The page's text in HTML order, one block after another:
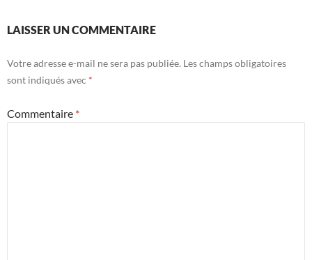
LAISSER UN COMMENTAIRE
Votre adresse e-mail ne sera pas publiée. Les champs obligatoires
sont indiqués avec *
Commentaire *